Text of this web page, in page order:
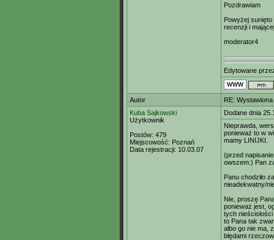
Pozdrawiam
Powyżej
recenzji i
moderator4
Edytowane
Autor
RE:
Kuba Sajkowski
Użytkownik
Postów: 479
Miejscowość: Poznań
Data rejestracji: 10.03.07
Dodane dnia
Nieprawda,
ponieważ to w
mamy LINIJKI.
(przed
owszem:) Pan
Panu chodziło
nieadekwatny/
Nie, proszę
ponieważ jest,
tych
to Pana tak
albo go nie ma,
błędami